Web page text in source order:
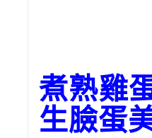
煮熟雞
生臉蛋